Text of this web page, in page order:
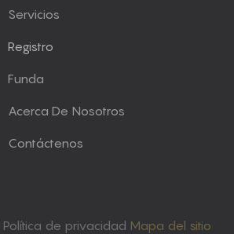
Servicios
Registro
Funda
Acerca De Nosotros
Contáctenos
Política de privacidad Mapa del sitio